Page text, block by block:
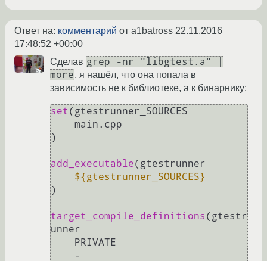
Ответ на: комментарий от a1batross 22.11.2016
17:48:52 +00:00
Сделав grep -nr "libgtest.a" |
more, я нашёл, что она попала в
зависимость не к библиотеке, а к бинарнику:
set (gtestrunner_SOURCES
)
add_executable(gtestrunner
${gtestrunner_SOURCES}
)
target_compile_definitions (gtestr
unner